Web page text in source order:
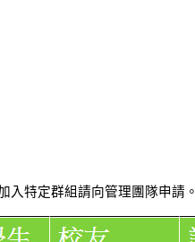
入特定群組請向管理團隊申請。